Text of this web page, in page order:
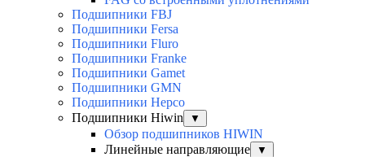
Подшипники FBJ
Подшипники Fersa
Подшипники Fluro
Подшипники Franke
Подшипники Gamet
Подшипники GMN
Подшипники Hepco
Подшипники Hiwin
▼
Обзор подшипников HIWIN
Линейные направляющие
▼